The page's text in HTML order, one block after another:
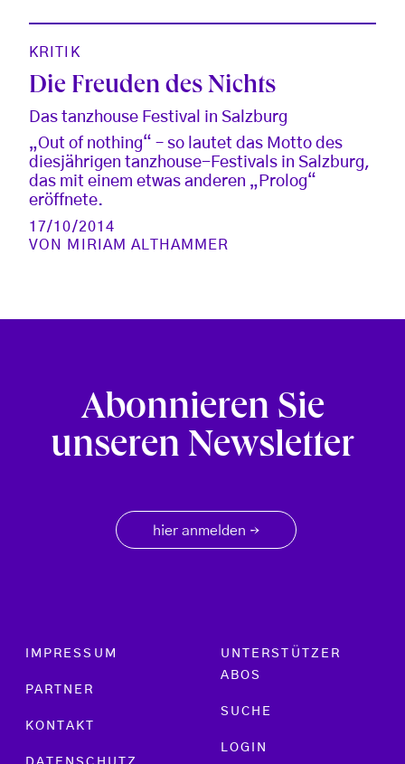
KRITIK
Die Freuden des Nichts
Das tanzhouse Festival in Salzburg
„Out of nothing“ – so lautet das Motto des
diesjährigen tanzhouse-Festivals in Salzburg,
das mit einem etwas anderen „Prolog“
eröffnete.
17/10/2014
VON MIRIAM ALTHAMMER
Abonnieren Sie
unseren Newsletter
hier anmelden →
Footer menu
IMPRESSUM
PARTNER
KONTAKT
UNTERSTÜTZER
ABOS
SUCHE
LOGIN